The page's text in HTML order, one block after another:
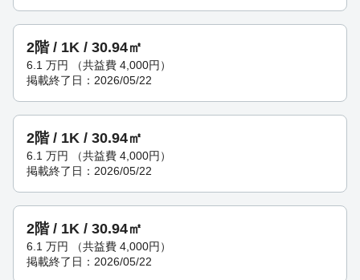
2階 / 1K / 30.94㎡
6.1 万円
（共益費 4,000円）
掲載終了日：2026/05/22
2階 / 1K / 30.94㎡
6.1 万円
（共益費 4,000円）
掲載終了日：2026/05/22
2階 / 1K / 30.94㎡
6.1 万円
（共益費 4,000円）
掲載終了日：2026/05/22